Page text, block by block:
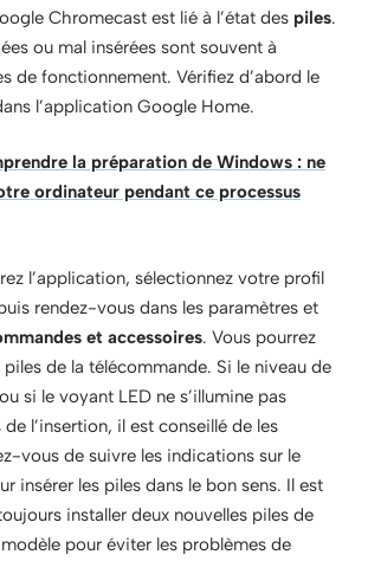
Chromecast est lié à l’état des piles.
ou mal insérées sont souvent à
de fonctionnement. Vérifiez d’abord le
l’application Google Home.
la préparation de Windows : ne
ordinateur pendant ce processus
l’application, sélectionnez votre profil
rendez-vous dans les paramètres et
et accessoires. Vous pourrez
de la télécommande. Si le niveau de
si le voyant LED ne s’illumine pas
l’insertion, il est conseillé de les
vous de suivre les indications sur le
insérer les piles dans le bon sens. Il est
installer deux nouvelles piles de
pour éviter les problèmes de